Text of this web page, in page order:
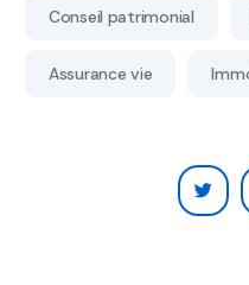
Conseil patrimonial
Assurance vie